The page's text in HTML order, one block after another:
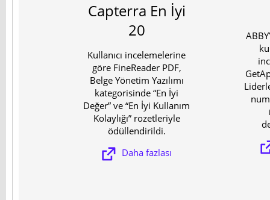
Capterra En İyi
20
Kullanıcı incelemelerine
göre FineReader PDF,
Belge Yönetim Yazılımı
kategorisinde “En İyi
Değer” ve “En İyi Kullanım
Kolaylığı” rozetleriyle
ödüllendirildi.
Daha fazlası